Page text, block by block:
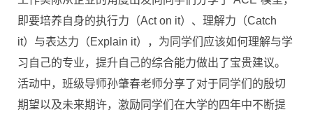
即要培养自身的执行力（Act on it）、理解力（Catch
it）与表达力（Explain it），为同学们应该如何理解与学
习自己的专业，提升自己的综合能力做出了宝贵建议。
活动中，班级导师孙肇春老师分享了对于同学们的殷切
期望以及未来期许，激励同学们在大学的四年中不断提